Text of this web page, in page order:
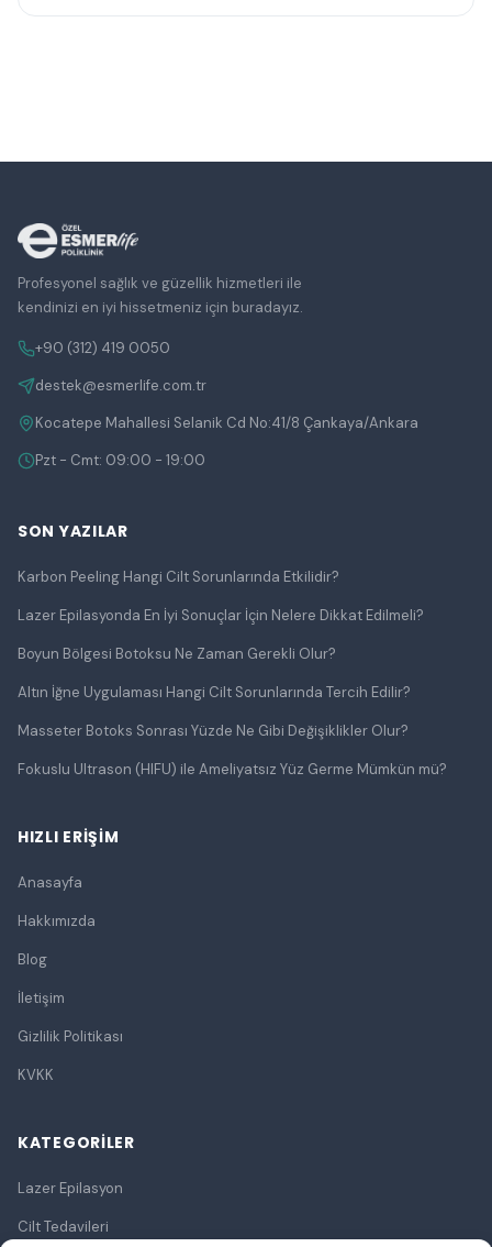
Profesyonel sağlık ve güzellik hizmetleri ile
kendinizi en iyi hissetmeniz için buradayız.
+90 (312) 419 0050
destek@esmerlife.com.tr
Kocatepe Mahallesi Selanik Cd No:41/8 Çankaya/Ankara
Pzt - Cmt: 09:00 - 19:00
SON YAZILAR
Karbon Peeling Hangi Cilt Sorunlarında Etkilidir?
Lazer Epilasyonda En İyi Sonuçlar İçin Nelere Dikkat Edilmeli?
Boyun Bölgesi Botoksu Ne Zaman Gerekli Olur?
Altın İğne Uygulaması Hangi Cilt Sorunlarında Tercih Edilir?
Masseter Botoks Sonrası Yüzde Ne Gibi Değişiklikler Olur?
Fokuslu Ultrason (HIFU) ile Ameliyatsız Yüz Germe Mümkün mü?
HIZLI ERIŞIM
Anasayfa
Hakkımızda
Blog
İletişim
Gizlilik Politikası
KVKK
KATEGORILER
Lazer Epilasyon
Cilt Tedavileri